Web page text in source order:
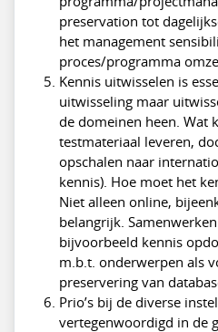
preservation tot
het management
proces/programma
Kennis uitwisselen is
uitwisseling maar
de domeinen heen. Wat
testmateriaal leveren,
opschalen naar
kennis). Hoe moet het
Niet alleen online,
belangrijk.
bijvoorbeeld kennis
m.b.t. onderwerpen als
preservering van
Prio’s bij de diverse
vertegenwoordigd in de